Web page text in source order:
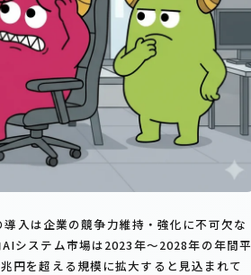
入は企業の競争力維持・強化に不可欠な
システム市場は2023年～2028年の年間平
円を超える規模に拡大すると見込まれて